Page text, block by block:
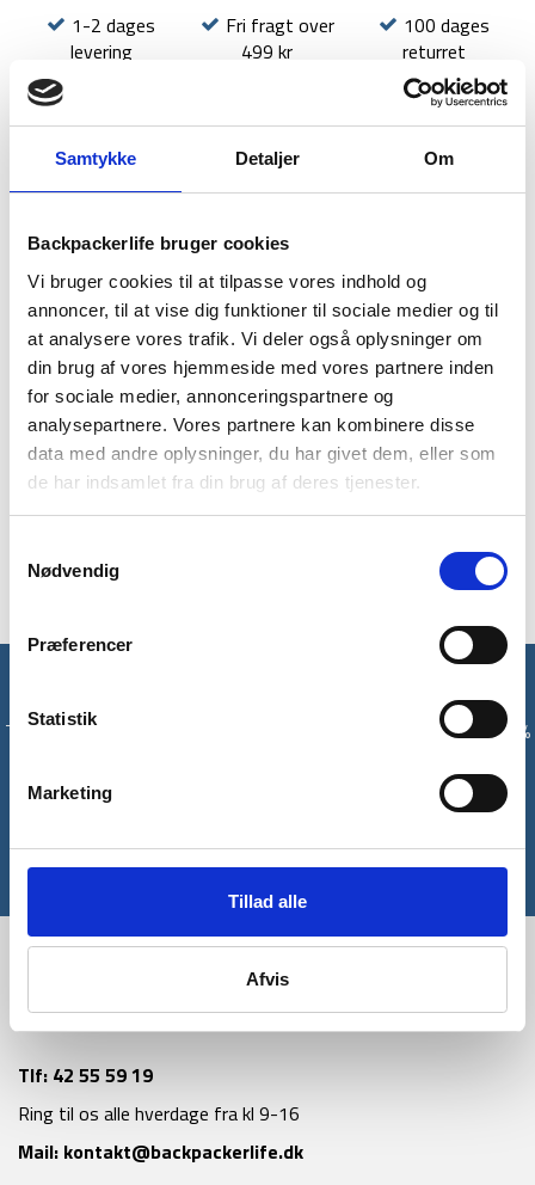
Samtykke Detaljer Om
Backpackerlife bruger cookies
Vi bruger cookies til at tilpasse vores indhold og
annoncer, til at vise dig funktioner til sociale medier og til
at analysere vores trafik. Vi deler også oplysninger om
din brug af vores hjemmeside med vores partnere inden
for sociale medier, annonceringspartnere og
analysepartnere. Vores partnere kan kombinere disse
data med andre oplysninger, du har givet dem, eller som
de har indsamlet fra din brug af deres tjenester.
Nødvendig
Præferencer
Statistik
Marketing
Tillad alle
Afvis
Sea
Summit
Ultra-
Fine
Mesh
Headnet
-
antal
1-2 dages
levering
Fri fragt over
499 kr
100 dages
returret
BESKRIVELSE
YDERLIGERE INFORMATION
BRAND
FAQ
Myggenet til hovedet fra Sea to Summit. Praktisk myggenet,
der kan tages over hovedet eller udover en hat eller kasket.
Beskytter dig mod irriterende stik, hvis du skal sove eller
opholde dig i områder med mange myg.
Myggenettet er onesize og lavet i et ultra fint, blødt og
åndbart materiale som giver et godt udsyn. Nettet kan
pakkes ned og ikke fylder ret meget.
Tilmeld dig vores nyhedsbrev og modtag med det samme en 10%
Tlf: 42 55 59 19
Ring til os alle hverdage fra kl 9-16
Mail: kontakt@backpackerlife.dk